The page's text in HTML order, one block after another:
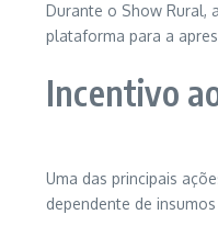
Durante o Show Rural,
plataforma para a
Incentivo
Uma das principais
dependente de